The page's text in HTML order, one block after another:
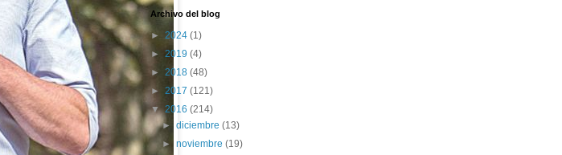
Archivo del blog
► 2024 (1)
► 2019 (4)
► 2018 (48)
► 2017 (121)
▼ 2016 (214)
►diciembre(13)
►noviembre(19)